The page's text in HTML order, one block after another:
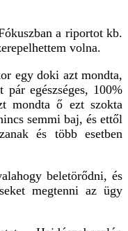
a riportot kb.
volna.
egy doki azt mondta,
egészséges, 100%
mondta ő ezt szokta
semmi baj, és ettől
és több esetben
beletörődni, és
megtenni az ügy